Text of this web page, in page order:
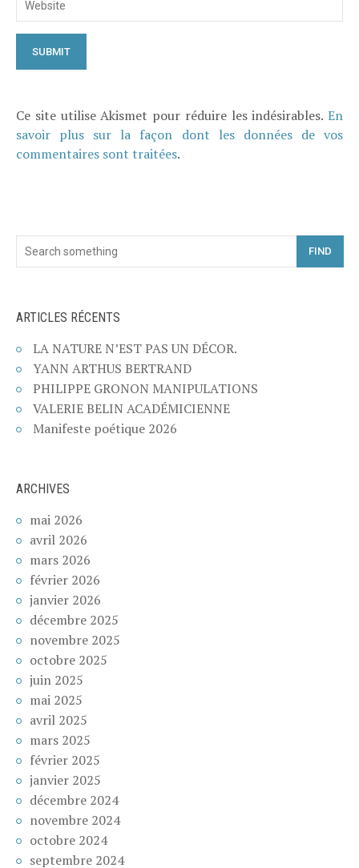
Ce site utilise Akismet pour réduire les indésirables. En
savoir plus sur la façon dont les données de vos
commentaires sont traitées.
FIND
ARTICLES RÉCENTS
LA NATURE N’EST PAS UN DÉCOR.
YANN ARTHUS BERTRAND
PHILIPPE GRONON MANIPULATIONS
VALERIE BELIN ACADÉMICIENNE
Manifeste poétique 2026
ARCHIVES
mai 2026
avril 2026
mars 2026
février 2026
janvier 2026
décembre 2025
novembre 2025
octobre 2025
juin 2025
mai 2025
avril 2025
mars 2025
février 2025
janvier 2025
décembre 2024
novembre 2024
octobre 2024
septembre 2024